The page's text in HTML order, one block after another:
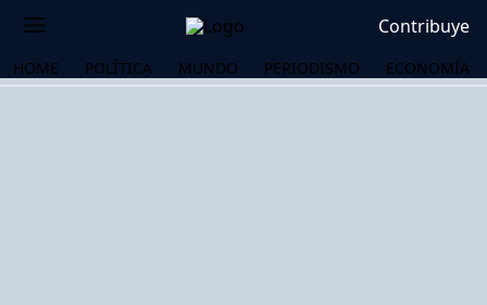
Contribuye
HOME POLÍTICA MUNDO PERIODISMO ECONOMÍA